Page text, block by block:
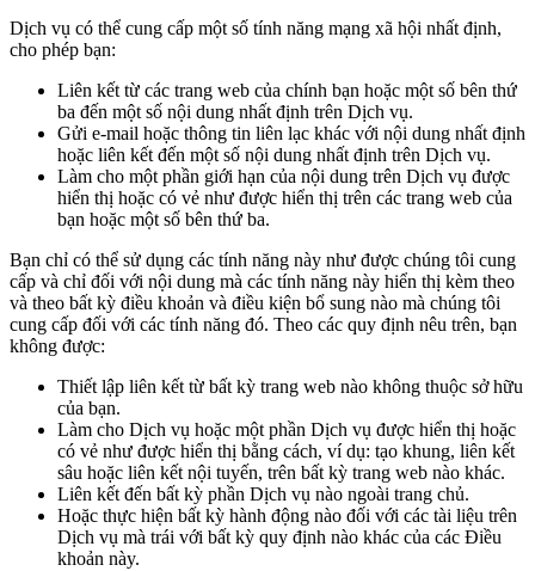
Dịch vụ có thể cung cấp một số tính năng mạng xã hội nhất định,
cho phép bạn:
Liên kết từ các trang web của chính bạn hoặc một số bên thứ
ba đến một số nội dung nhất định trên Dịch vụ.
Gửi e-mail hoặc thông tin liên lạc khác với nội dung nhất định
hoặc liên kết đến một số nội dung nhất định trên Dịch vụ.
Làm cho một phần giới hạn của nội dung trên Dịch vụ được
hiển thị hoặc có vẻ như được hiển thị trên các trang web của
bạn hoặc một số bên thứ ba.
Bạn chỉ có thể sử dụng các tính năng này như được chúng tôi cung
cấp và chỉ đối với nội dung mà các tính năng này hiển thị kèm theo
và theo bất kỳ điều khoản và điều kiện bổ sung nào mà chúng tôi
cung cấp đối với các tính năng đó. Theo các quy định nêu trên, bạn
không được:
Thiết lập liên kết từ bất kỳ trang web nào không thuộc sở hữu
của bạn.
Làm cho Dịch vụ hoặc một phần Dịch vụ được hiển thị hoặc
có vẻ như được hiển thị bằng cách, ví dụ: tạo khung, liên kết
sâu hoặc liên kết nội tuyến, trên bất kỳ trang web nào khác.
Liên kết đến bất kỳ phần Dịch vụ nào ngoài trang chủ.
Hoặc thực hiện bất kỳ hành động nào đối với các tài liệu trên
Dịch vụ mà trái với bất kỳ quy định nào khác của các Điều
khoản này.